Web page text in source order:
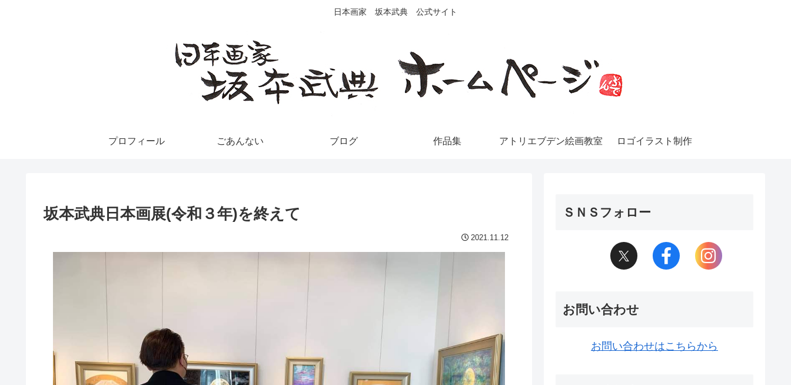
日本画家 坂本武典 公式サイト
プロフィール ごあんない ブログ 作品集 アトリエブデン絵画教室 ロゴイラスト制作
坂本武典日本画展(令和３年)を終えて
2021.11.12
ＳＮＳフォロー
お問い合わせ
お問い合わせはこちらから